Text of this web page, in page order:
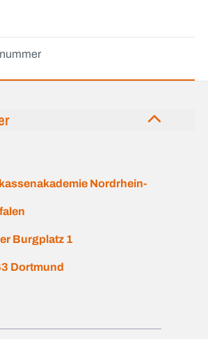
Nordrhein-
Burgplatz 1
Dortmund